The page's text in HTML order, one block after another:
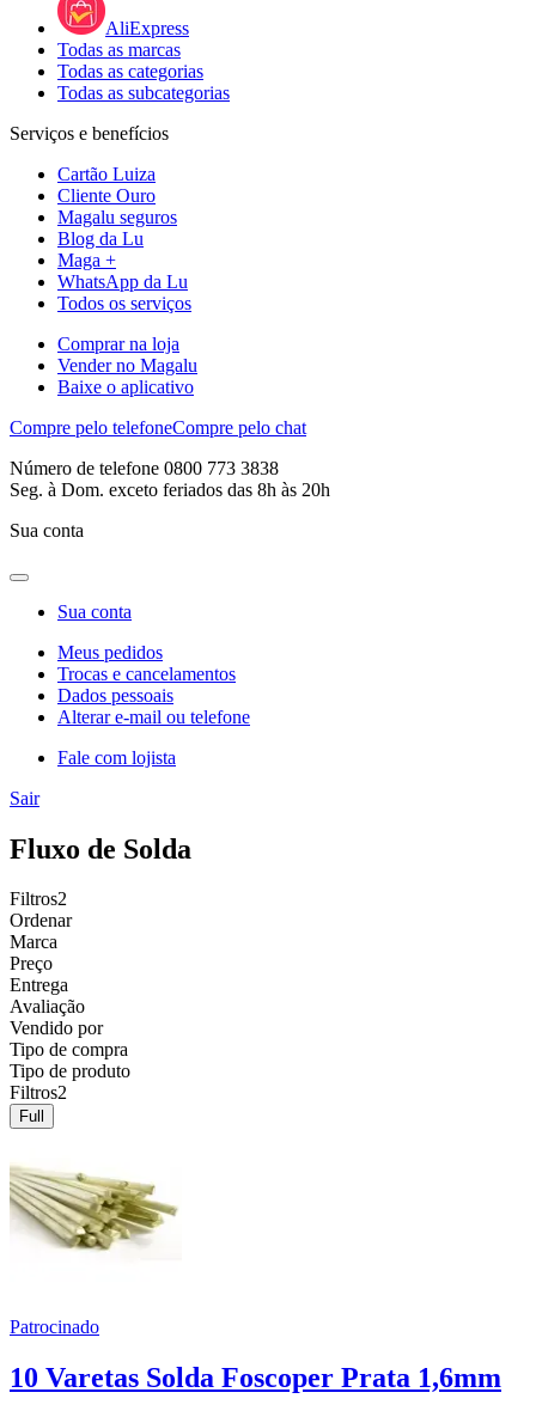
AliExpress
Todas as marcas
Todas as categorias
Todas as subcategorias
Serviços e benefícios
Cartão Luiza
Cliente Ouro
Magalu seguros
Blog da Lu
Maga +
WhatsApp da Lu
Todos os serviços
Comprar na loja
Vender no Magalu
Baixe o aplicativo
Compre pelo telefoneCompre pelo chat
Número de telefone 0800 773 3838
Seg. à Dom. exceto feriados das 8h às 20h
Sua conta
Sua conta
Meus pedidos
Trocas e cancelamentos
Dados pessoais
Alterar e-mail ou telefone
Fale com lojista
Sair
Fluxo de Solda
Filtros2
Ordenar
Marca
Preço
Entrega
Avaliação
Vendido por
Tipo de compra
Tipo de produto
Filtros2
Full
Patrocinado
10 Varetas Solda Foscoper Prata 1,6mm